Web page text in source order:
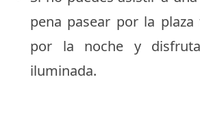
pena pasear por la
por la noche y
iluminada.